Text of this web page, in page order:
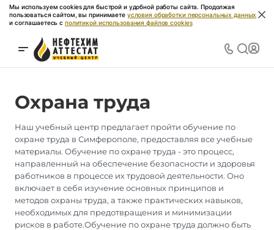
Мы используем cookies для быстрой и удобной работы сайта. Продолжая
пользоваться сайтом, вы принимаете условия обработки персональных данных
и соглашаетесь с политикой использования файлов cookies
Охрана труда
Наш учебный центр предлагает пройти обучение по
охране труда в Симферополе, предоставляя все учебные
материалы. Обучение по охране труда - это процесс,
направленный на обеспечение безопасности и здоровья
работников в процессе их трудовой деятельности. Оно
включает в себя изучение основных принципов и
методов охраны труда, а также практических навыков,
необходимых для предотвращения и минимизации
рисков в работе.Обучение по охране труда должно быть